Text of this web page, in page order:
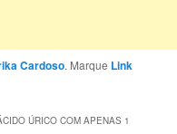
Cardoso. Marque Link
ÚRICO COM APENAS 1